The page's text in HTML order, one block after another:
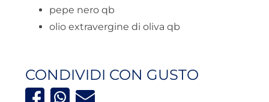
pepe nero qb
olio extravergine di oliva qb
CONDIVIDI CON GUSTO